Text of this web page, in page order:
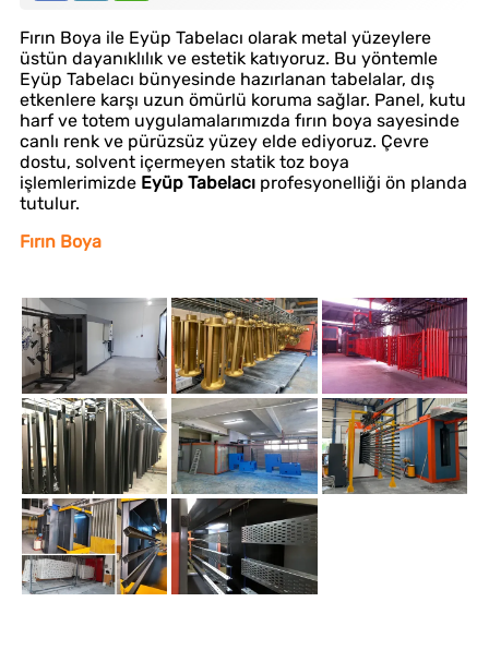
Fırın Boya ile Eyüp Tabelacı olarak metal yüzeylere
üstün dayanıklılık ve estetik katıyoruz. Bu yöntemle
Eyüp Tabelacı bünyesinde hazırlanan tabelalar, dış
etkenlere karşı uzun ömürlü koruma sağlar. Panel, kutu
harf ve totem uygulamalarımızda fırın boya sayesinde
canlı renk ve pürüzsüz yüzey elde ediyoruz. Çevre
dostu, solvent içermeyen statik toz boya
işlemlerimizde Eyüp Tabelacı profesyonelliği ön planda
tutulur.
Fırın Boya